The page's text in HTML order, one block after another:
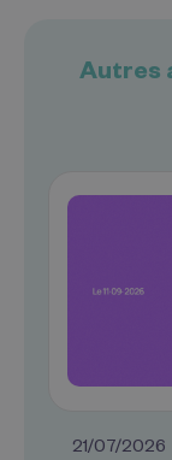
Autres
21/07/2026